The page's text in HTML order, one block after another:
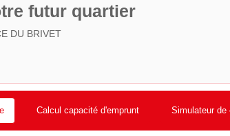
futur quartier
DU BRIVET
Calcul capacité d'emprunt Simulateur de